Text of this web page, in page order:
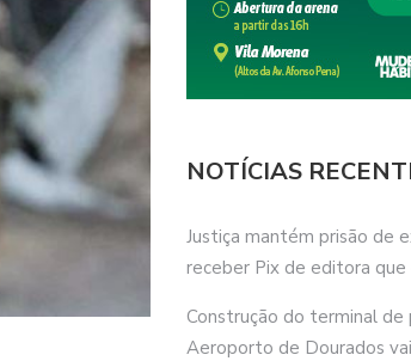
NOTÍCIAS
Justiça mantém prisão de
receber Pix de editora
Construção do terminal de
Aeroporto de Dourados